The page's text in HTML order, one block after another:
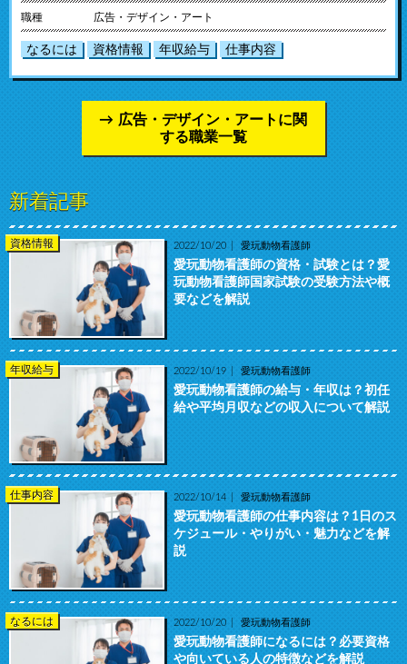
職種 広告・デザイン・アート
なるには 資格情報 年収給与 仕事内容
広告・デザイン・アートに関
する職業一覧
新着記事
資格情報 2022/10/20 愛玩動物看護師
愛玩動物看護師の資格・試験とは？愛
玩動物看護師国家試験の受験方法や概
要などを解説
年収給与 2022/10/19 愛玩動物看護師
愛玩動物看護師の給与・年収は？初任
給や平均月収などの収入について解説
仕事内容 2022/10/14 愛玩動物看護師
愛玩動物看護師の仕事内容は？1日のス
ケジュール・やりがい・魅力などを解
説
なるには 2022/10/20 愛玩動物看護師
愛玩動物看護師になるには？必要資格
や向いている人の特徴などを解説